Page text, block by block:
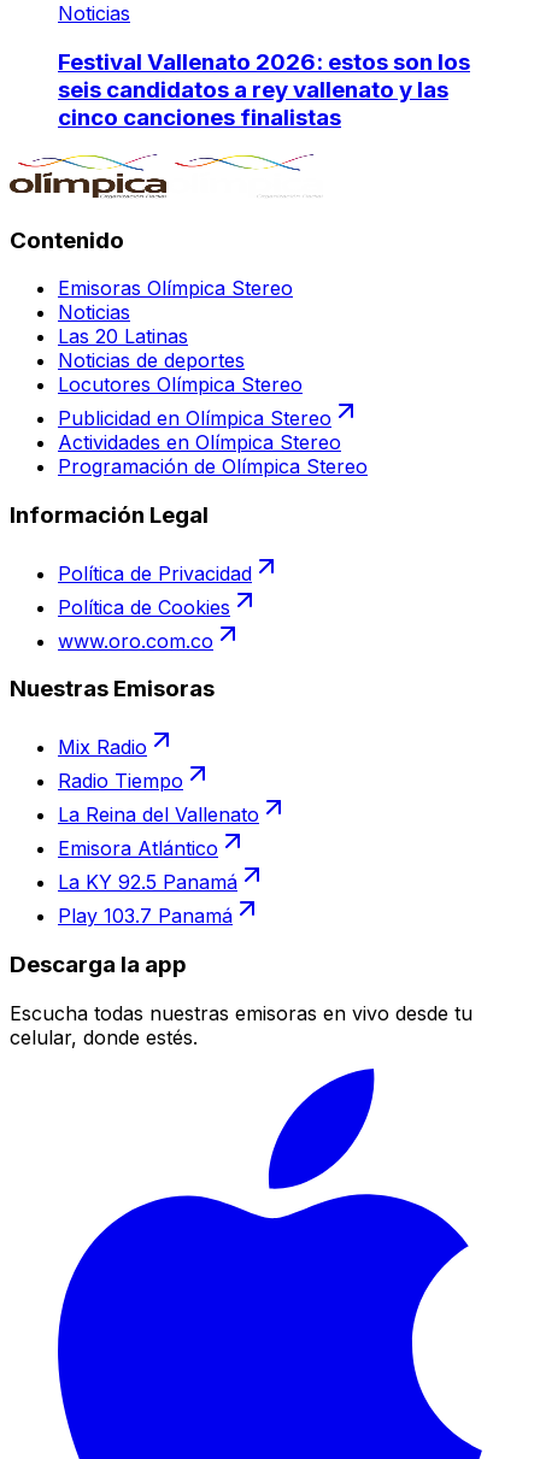
Noticias
Festival Vallenato 2026: estos son los
seis candidatos a rey vallenato y las
cinco canciones finalistas
Contenido
Emisoras Olímpica Stereo
Noticias
Las 20 Latinas
Noticias de deportes
Locutores Olímpica Stereo
Publicidad en Olímpica Stereo
Actividades en Olímpica Stereo
Programación de Olímpica Stereo
Información Legal
Política de Privacidad
Política de Cookies
www.oro.com.co
Nuestras Emisoras
Mix Radio
Radio Tiempo
La Reina del Vallenato
Emisora Atlántico
La KY 92.5 Panamá
Play 103.7 Panamá
Descarga la app
Escucha todas nuestras emisoras en vivo desde tu
celular, donde estés.